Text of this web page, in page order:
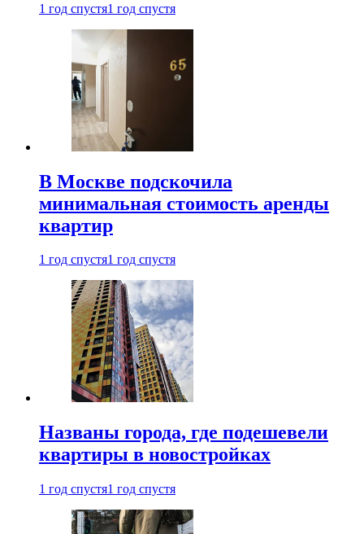
1 год спустя1 год спустя
В Москве подскочила
минимальная стоимость аренды
квартир
1 год спустя1 год спустя
Названы города, где подешевели
квартиры в новостройках
1 год спустя1 год спустя